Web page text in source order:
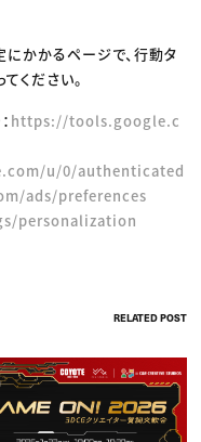
かかるページで、行動タ
ください。
https://tools.google.c
u/0/authenticated
ads/preferences
personalization
RELATED POST